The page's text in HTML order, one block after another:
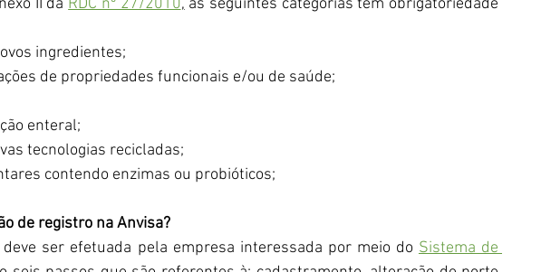
II da RDC nº 27/2010, as seguintes categorias têm obrigatoriedade
ingredientes;
de propriedades funcionais e/ou de saúde;
enteral;
tecnologias recicladas;
contendo enzimas ou probióticos;
de registro na Anvisa?
ser efetuada pela empresa interessada por meio do Sistema de